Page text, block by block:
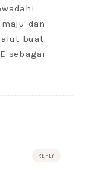
dan
buat
sebagai
REPLY